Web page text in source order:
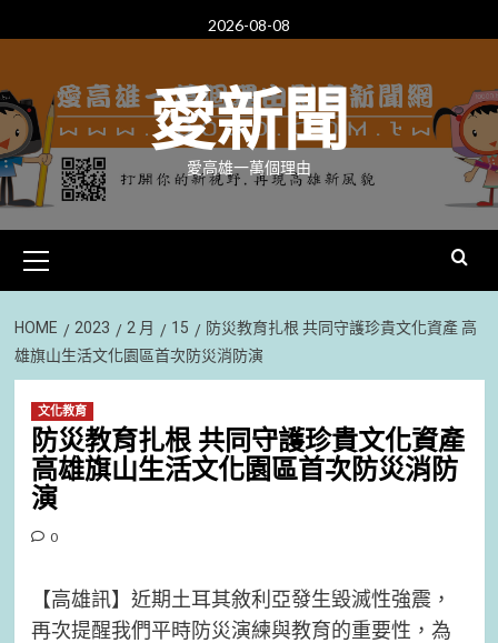
to
2026-08-08
愛新聞
愛高雄一萬個理由
Menu
HOME 2023 2 月 15
防災教育扎根 共同守護珍貴文化資產 高
雄旗山生活文化園區首次防災消防演
文化教育
防災教育扎根 共同守護珍貴文化資產
高雄旗山生活文化園區首次防災消防
演
0
【高雄訊】近期土耳其敘利亞發生毀滅性強震，
再次提醒我們平時防災演練與教育的重要性，為